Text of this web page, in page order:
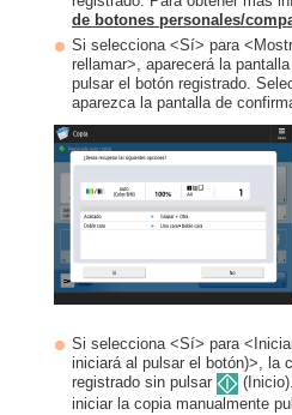
de botones personales/
Si selecciona <Sí> para
rellamar>, aparecerá la
pulsar el botón registrado.
aparezca la pantalla de
Si selecciona <Sí> para
iniciará al pulsar el botón)>, la
registrado sin pulsar
iniciar la copia manualmente